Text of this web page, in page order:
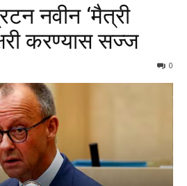
नवीन ‘मैत्री
करण्यास सज्ज
0